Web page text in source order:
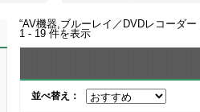
“AV機器,ブルーレイ／DVDレコーダ
1 - 19 件を表示
並べ替え：